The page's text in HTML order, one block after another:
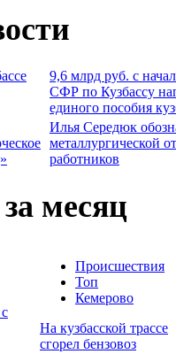
9,6 млрд руб. с
СФР по Кузбассу
единого пособия
Илья Середюк
металлургической
работников
месяц
Происшествия
Топ
Кемерово
На кузбасской трассе
сгорел бензовоз